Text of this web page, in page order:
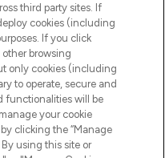
third party sites. If
cookies (including
If you click
other browsing
only cookies (including
to operate, secure and
functionalities will be
your cookie
clicking the “Manage
using this site or